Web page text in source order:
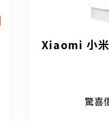
Xiaomi 小
驚喜